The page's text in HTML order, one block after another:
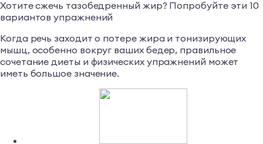
Хотите сжечь тазобедренный жир? Попробуйте эти 10
вариантов упражнений
Когда речь заходит о потере жира и тонизирующих
мышц, особенно вокруг ваших бедер, правильное
сочетание диеты и физических упражнений может
иметь большое значение.